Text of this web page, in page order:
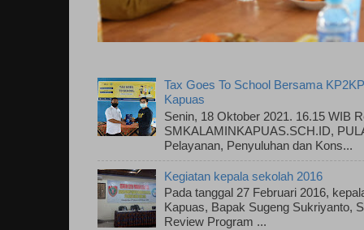
Tax Goes To School Bersama
Kapuas
Senin, 18 Oktober 2021. 16.15 WIB
SMKALAMINKAPUAS.SCH.ID,
Pelayanan, Penyuluhan dan Kons...
Kegiatan kepala sekolah 2016
Pada tanggal 27 Februari 2016,
Kapuas, Bapak Sugeng Sukriyanto,
Review Program ...